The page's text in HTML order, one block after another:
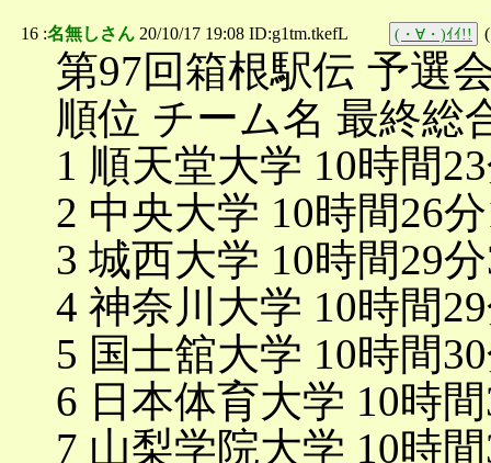
16 :名無しさん 20/10/17 19:08 ID:g1tm.tkefL (・∀・)ｲｲ!! (
第97回箱根駅伝 予選
順位 チーム名 最終総
1 順天堂大学 10時間
2 中央大学 10時間26
3 城西大学 10時間29
4 神奈川大学 10時間
5 国士舘大学 10時間
6 日本体育大学 10時
7 山梨学院大学 10時